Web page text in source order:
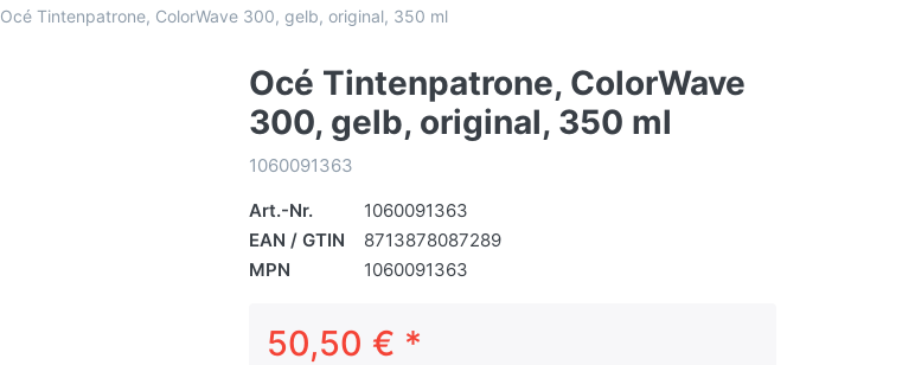
Océ Tintenpatrone, ColorWave 300, gelb, original, 350 ml
Océ Tintenpatrone, ColorWave
300, gelb, original, 350 ml
1060091363
Art.-Nr.
1060091363
EAN / GTIN
8713878087289
MPN
1060091363
50,50 € *